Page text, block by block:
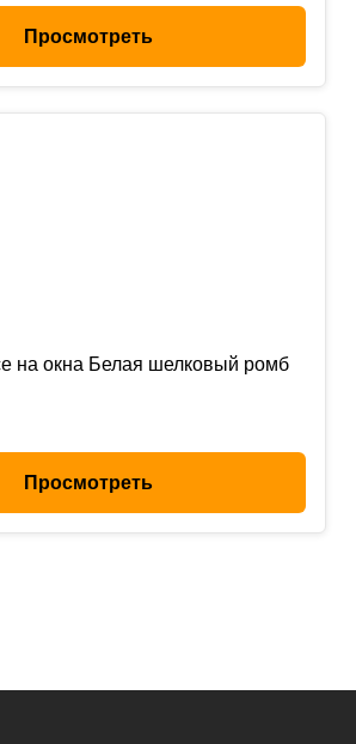
Просмотреть
на окна Белая шелковый ромб
Просмотреть